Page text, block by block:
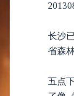
长沙
省森
五点